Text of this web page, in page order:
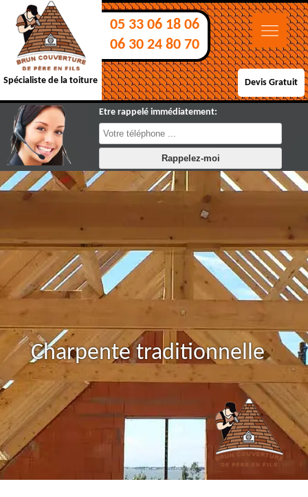
Spécialiste de la toiture
05 33 06 18 06
06 30 24 80 70
Devis Gratuit
Etre rappelé immédiatement:
Charpente traditionnelle